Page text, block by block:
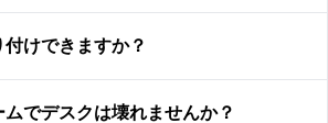
付けできますか？
ムでデスクは壊れませんか？